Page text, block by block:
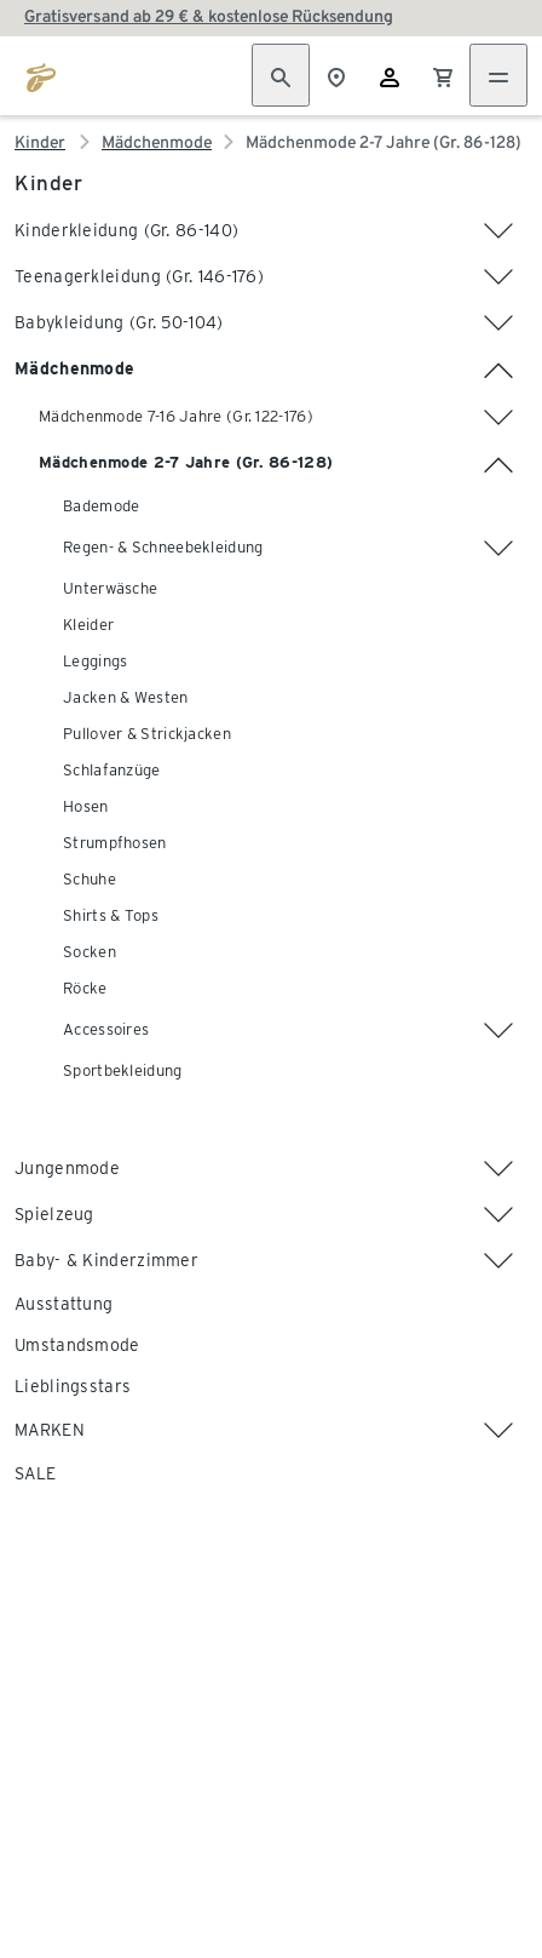
Gratisversand ab 29 € & kostenlose Rücksendung
Kinder Mädchenmode Mädchenmode 2-7 Jahre (Gr. 86-128)
Kinder
Kinderkleidung (Gr. 86-140)
Teenagerkleidung (Gr. 146-176)
Babykleidung (Gr. 50-104)
Mädchenmode
Mädchenmode 7-16 Jahre (Gr. 122-176)
Mädchenmode 2-7 Jahre (Gr. 86-128)
Bademode
Regen- & Schneebekleidung
Unterwäsche
Kleider
Leggings
Jacken & Westen
Pullover & Strickjacken
Schlafanzüge
Hosen
Strumpfhosen
Schuhe
Shirts & Tops
Socken
Röcke
Accessoires
Sportbekleidung
Jungenmode
Spielzeug
Baby- & Kinderzimmer
Ausstattung
Umstandsmode
Lieblingsstars
MARKEN
SALE